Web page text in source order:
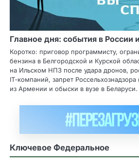
Главное дня: события в России
Коротко: приговор программисту,
бензина в Белгородской и Курской
на Ильском НПЗ после удара дронов,
IT‑компаний, запрет Россельхознадзора
из Армении и обыски в вузе в Беларуси.
Ключевое Федеральное